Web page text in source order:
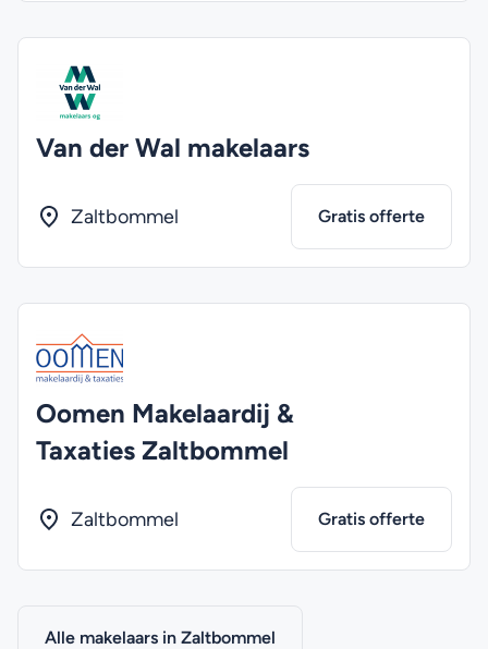
Van der Wal makelaars
Zaltbommel Gratis offerte
Oomen Makelaardij &
Taxaties Zaltbommel
Zaltbommel Gratis offerte
Alle makelaars in Zaltbommel